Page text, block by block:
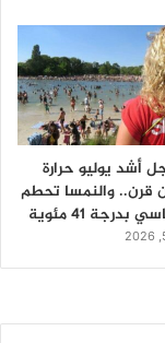
أشد يوليو حرارة
قرن.. والنمسا تحطم
41 مئوية